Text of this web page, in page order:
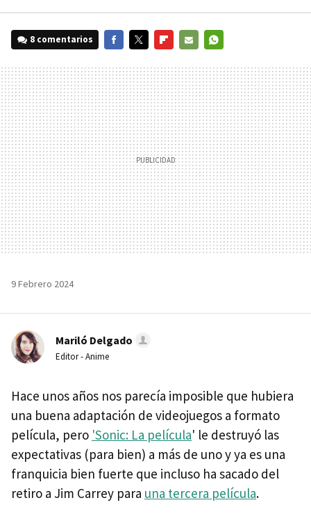
8 comentarios
MAIL
9 Febrero 2024
Mariló Delgado
Editor - Anime
Hace unos años nos parecía imposible que hubiera
una buena adaptación de videojuegos a formato
película, pero 'Sonic: La película' le destruyó las
expectativas (para bien) a más de uno y ya es una
franquicia bien fuerte que incluso ha sacado del
retiro a Jim Carrey para una tercera película.